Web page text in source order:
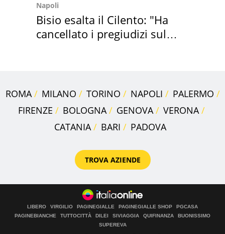
Napoli
Bisio esalta il Cilento: "Ha
cancellato i pregiudizi sul
ROMA MILANO TORINO NAPOLI
PALERMO
FIRENZE
BOLOGNA GENOVA
VERONA
CATANIA
BARI PADOVA
TROVA AZIENDE
LIBERO VIRGILIO PAGINEGIALLE PAGINEGIALLE SHOP
PGCASA
PAGINEBIANCHE
TUTTOCITTÀ DILEI SIVIAGGIA QUIFINANZA
BUONISSIMO
SUPEREVA